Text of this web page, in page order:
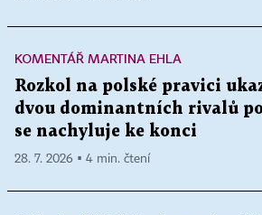
KOMENTÁŘ MARTINA EHLA
Rozkol na polské pravici
dvou dominantních rivalů
se nachyluje ke konci
28. 7. 2026 ▪ 4 min. čtení